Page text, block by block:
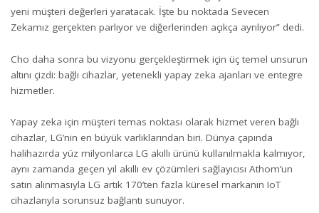
yeni müşteri değerleri yaratacak. İşte bu noktada Sevecen
Zekamız gerçekten parlıyor ve diğerlerinden açıkça ayrılıyor” dedi.
Cho daha sonra bu vizyonu gerçekleştirmek için üç temel unsurun
altını çizdi: bağlı cihazlar, yetenekli yapay zeka ajanları ve entegre
hizmetler.
Yapay zeka için müşteri temas noktası olarak hizmet veren bağlı
cihazlar, LG’nin en büyük varlıklarından biri. Dünya çapında
halihazırda yüz milyonlarca LG akıllı ürünü kullanılmakla kalmıyor,
aynı zamanda geçen yıl akıllı ev çözümleri sağlayıcısı Athom’un
satın alınmasıyla LG artık 170’ten fazla küresel markanın IoT
cihazlarıyla sorunsuz bağlantı sunuyor.